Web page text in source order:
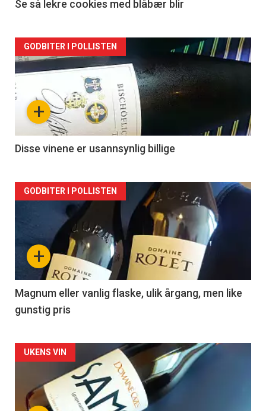
Se så lekre cookies med blåbær blir
Forsiden
akkurat
nå
2
+
GODBITER I POLLISTEN
Disse vinene er usannsynlig billige
Forsiden
akkurat
nå
3
+
GODBITER I POLLISTEN
Magnum eller vanlig flaske, ulik årgang, men like
gunstig pris
Forsiden
akkurat
nå
UKENS VIN